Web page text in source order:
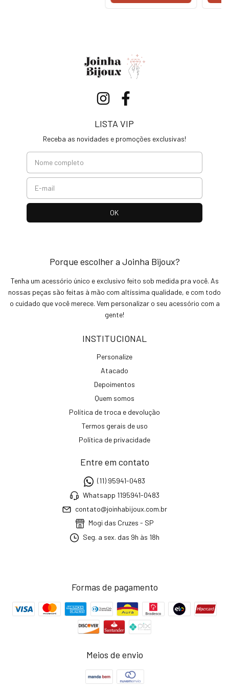
LISTA VIP
Receba as novidades e promoções exclusivas!
Porque escolher a Joinha Bijoux?
Tenha um acessório único e exclusivo feito sob medida pra você. As
nossas peças são feitas à mão com altíssima qualidade, e com todo
o cuidado que você merece. Vem personalizar o seu acessório com a
gente!
INSTITUCIONAL
Personalize
Atacado
Depoimentos
Quem somos
Política de troca e devolução
Termos gerais de uso
Política de privacidade
Entre em contato
(11) 95941-0483
Whatsapp 1195941-0483
contato@joinhabijoux.com.br
Mogi das Cruzes - SP
Seg. a sex. das 9h às 18h
Formas de pagamento
Meios de envio